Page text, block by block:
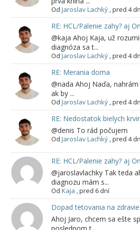
Od Jaroslav Lachký,pred 4
RE: HCL/Palenie zahy? aj
@kaja Ahoj Kaja, už
diagnóza sa t...
Od Jaroslav Lachký,pred 4
RE: Merania doma
@nada Ahoj Naďa,
ak by ...
Od Jaroslav Lachký,pred 4
RE: Nedostatok bielych
@denis To rád počujem
Od Jaroslav Lachký,pred 4
RE: HCL/Palenie zahy? aj
@jaroslavlachky Tak teda
diagnozu mám s...
Od Kaja ,pred 6 dní
Dopad tetovania na
Ahoj Jaro, chcem sa ešte